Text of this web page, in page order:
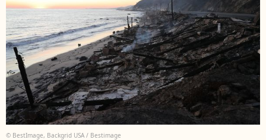
© BestImage, Backgrid USA / Bestimage